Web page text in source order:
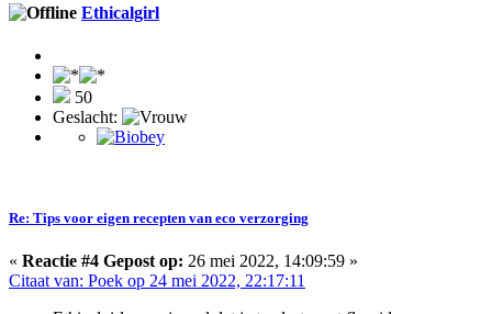
Ethicalgirl
50
Geslacht:
Re: Tips voor eigen recepten van eco verzorging
« Reactie #4 Gepost op: 26 mei 2022, 14:09:59 »
Citaat van: Poek op 24 mei 2022, 22:17:11